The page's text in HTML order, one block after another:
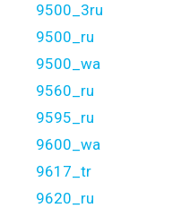
9500_3ru
9500_ru
9500_wa
9560_ru
9595_ru
9600_wa
9617_tr
9620_ru